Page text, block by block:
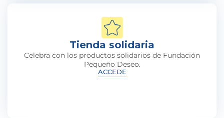
Tienda solidaria
Celebra con los productos solidarios de Fundación
Pequeño Deseo.
ACCEDE